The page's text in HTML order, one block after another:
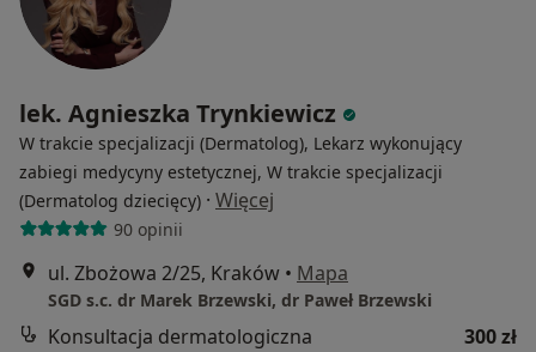
lek. Agnieszka Trynkiewicz
W trakcie specjalizacji (Dermatolog), Lekarz wykonujący
zabiegi medycyny estetycznej, W trakcie specjalizacji
(Dermatolog dziecięcy) · Więcej
90 opinii
ul. Zbożowa 2/25, Kraków • Mapa
SGD s.c. dr Marek Brzewski, dr Paweł Brzewski
Konsultacja dermatologiczna
300 zł